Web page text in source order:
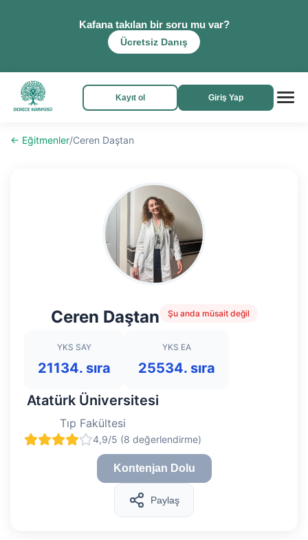
Kafana takılan bir soru mu var?
Ücretsiz Danış
Kayıt ol Giriş Yap
← Eğitmenler/Ceren Daştan
Ceren Daştan Şu anda müsait değil
YKS SAY
21134. sıra
YKS EA
25534. sıra
Atatürk Üniversitesi
Tıp Fakültesi
4,9/5 (8 değerlendirme)
Kontenjan Dolu
Paylaş